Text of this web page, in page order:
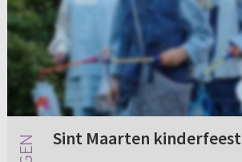
Sint Maarten kinderfeest